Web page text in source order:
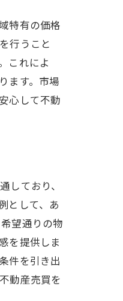
特有の価格
行うこと
これによ
ます。市場
心して不動
ており、
として、あ
望通りの物
を提供しま
件を引き出
動産売買を